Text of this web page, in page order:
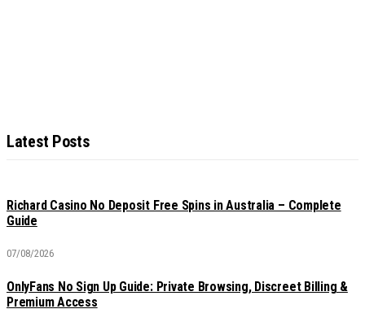
Latest Posts
Richard Casino No Deposit Free Spins in Australia – Complete
Guide
07/08/2026
OnlyFans No Sign Up Guide: Private Browsing, Discreet Billing &
Premium Access